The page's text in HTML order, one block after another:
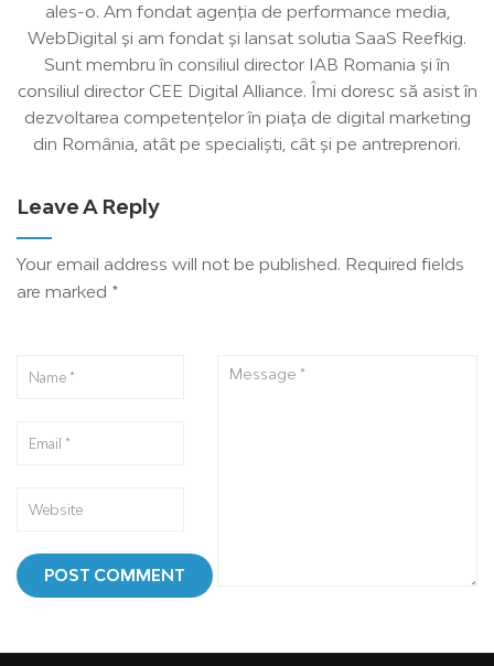
ales-o. Am fondat agenția de performance media,
WebDigital și am fondat și lansat solutia SaaS Reefkig.
Sunt membru în consiliul director IAB Romania și în
consiliul director CEE Digital Alliance. Îmi doresc să asist în
dezvoltarea competențelor în piața de digital marketing
din România, atât pe specialiști, cât și pe antreprenori.
Leave A Reply
Your email address will not be published. Required fields
are marked *